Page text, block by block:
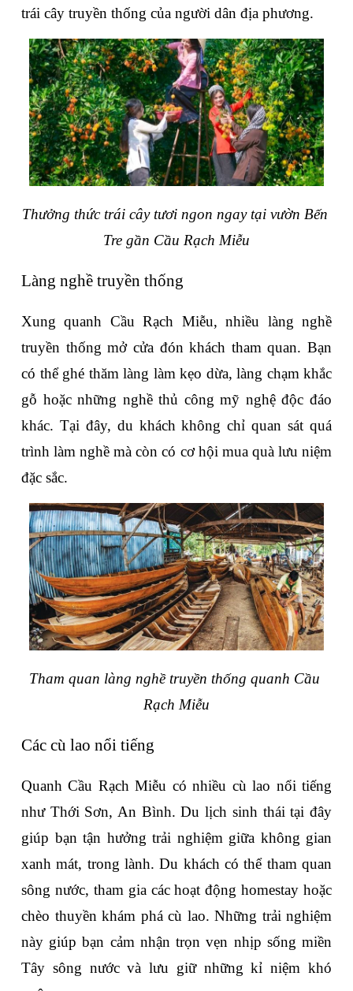
trái cây truyền thống của người dân địa phương.
Thưởng thức trái cây tươi ngon ngay tại vườn Bến
Tre gần Cầu Rạch Miễu
Làng nghề truyền thống
Xung quanh Cầu Rạch Miễu, nhiều làng nghề
truyền thống mở cửa đón khách tham quan. Bạn
có thể ghé thăm làng làm kẹo dừa, làng chạm khắc
gỗ hoặc những nghề thủ công mỹ nghệ độc đáo
khác. Tại đây, du khách không chỉ quan sát quá
trình làm nghề mà còn có cơ hội mua quà lưu niệm
đặc sắc.
Tham quan làng nghề truyền thống quanh Cầu
Rạch Miễu
Các cù lao nổi tiếng
Quanh Cầu Rạch Miễu có nhiều cù lao nổi tiếng
như Thới Sơn, An Bình. Du lịch sinh thái tại đây
giúp bạn tận hưởng trải nghiệm giữa không gian
xanh mát, trong lành. Du khách có thể tham quan
sông nước, tham gia các hoạt động homestay hoặc
chèo thuyền khám phá cù lao. Những trải nghiệm
này giúp bạn cảm nhận trọn vẹn nhịp sống miền
Tây sông nước và lưu giữ những kỉ niệm khó